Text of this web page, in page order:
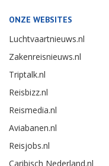
ONZE WEBSITES
Luchtvaartnieuws.nl
Zakenreisnieuws.nl
Triptalk.nl
Reisbizz.nl
Reismedia.nl
Aviabanen.nl
Reisjobs.nl
Caribisch Nederland.nl